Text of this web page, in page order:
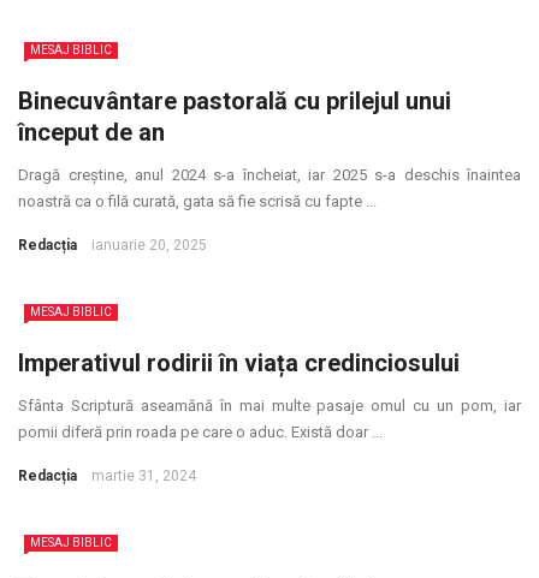
MESAJ BIBLIC
Binecuvântare pastorală cu prilejul unui
început de an
Dragă creștine, anul 2024 s-a încheiat, iar 2025 s-a deschis înaintea
noastră ca o filă curată, gata să fie scrisă cu fapte ...
Redacția ianuarie 20, 2025
MESAJ BIBLIC
Imperativul rodirii în viața credinciosului
Sfânta Scriptură aseamănă în mai multe pasaje omul cu un pom, iar
pomii diferă prin roada pe care o aduc. Există doar ...
Redacția martie 31, 2024
MESAJ BIBLIC